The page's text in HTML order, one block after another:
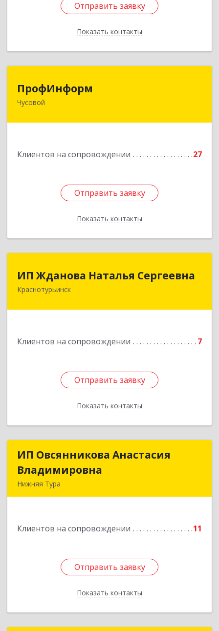
Отправить заявку
Показать контакты
Отправить заявку
Назад
ПрофИнформ
Чусовой
Клиентов на сопровождении 27
Отправить заявку
Показать контакты
618204, Пермский край, г.о. Чусовской, Чусовой
Отправить заявку
Назад
ИП Жданова Наталья Сергеевна
Краснотурьинск
Клиентов на сопровождении 7
Отправить заявку
Показать контакты
Отправить заявку
Назад
ИП Овсянникова Анастасия
Владимировна
Нижняя Тура
Клиентов на сопровождении 11
Отправить заявку
Показать контакты
ИП Овсянникова Анастасия
Подробнее
Отправить заявку
Назад